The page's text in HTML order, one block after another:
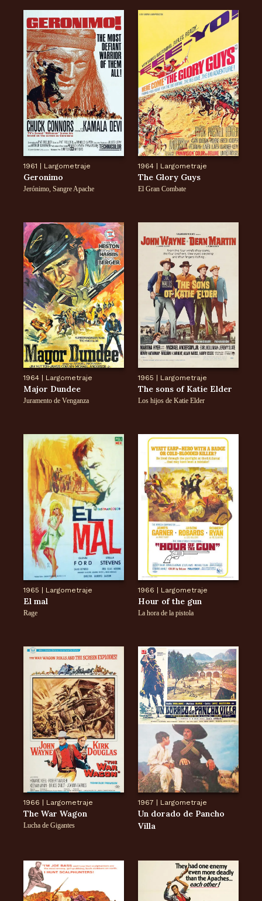
1961 | Largometraje
Geronimo
Jerónimo, Sangre Apache
1964 | Largometraje
The Glory Guys
El Gran Combate
1964 Largometraje
Major Dundee
Juramento de Venganza
1965 Largometraje
The sons of Katie Elder
Los hijos de Katie Elder
1965 Largometraje
El mal
Rage
1966 Largometraje
Hour of the gun
La hora de la pistola
1966 | Largometraje
The War Wagon
Lucha de Gigantes
1967 | Largometraje
Un dorado de Pancho
Villa